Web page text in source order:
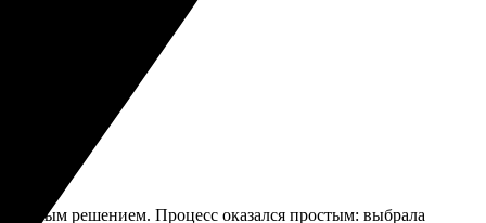
решением. Процесс оказался простым: выбрала